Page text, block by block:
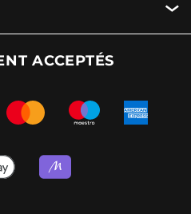
ACCEPTÉS